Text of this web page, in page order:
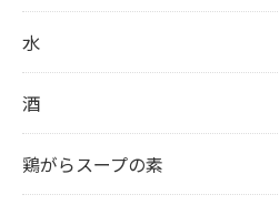
水
酒
鶏がらスープの素